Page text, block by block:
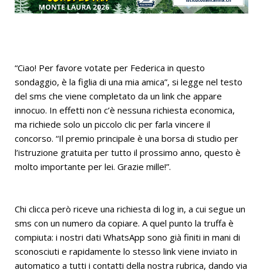
“Ciao! Per favore votate per Federica in questo
sondaggio, è la figlia di una mia amica”, si legge nel testo
del sms che viene completato da un link che appare
innocuo. In effetti non c’è nessuna richiesta economica,
ma richiede solo un piccolo clic per farla vincere il
concorso. “Il premio principale è una borsa di studio per
l’istruzione gratuita per tutto il prossimo anno, questo è
molto importante per lei. Grazie mille!”.
Chi clicca però riceve una richiesta di log in, a cui segue un
sms con un numero da copiare. A quel punto la truffa è
compiuta: i nostri dati WhatsApp sono già finiti in mani di
sconosciuti e rapidamente lo stesso link viene inviato in
automatico a tutti i contatti della nostra rubrica, dando via